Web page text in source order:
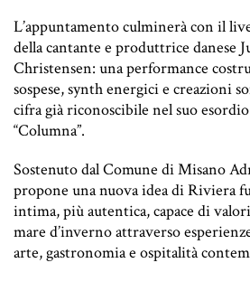
L’appuntamento culminerà con il
della cantante e produttrice danese
Christensen: una performance
sospese, synth energici e creazioni
cifra già riconoscibile nel suo
“Columna”.
Sostenuto dal Comune di Misano
propone una nuova idea di Riviera
intima, più autentica, capace di
mare d’inverno attraverso
arte, gastronomia e ospitalità